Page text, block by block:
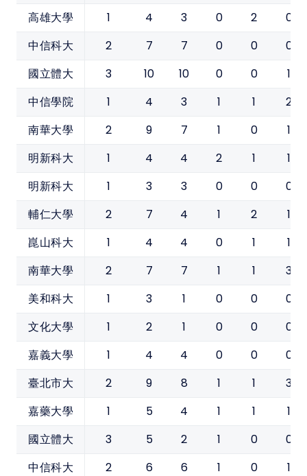
高雄大學 1 4 3 0 2 0
中信科大 2 7 7 0 0 0
國立體大 3 10 10 0 0 1
中信學院 1 4 3 1 1 2
南華大學 2 9 7 1 0 1
明新科大 1 4 4 2 1 1
明新科大 1 3 3 0 0 0
輔仁大學 2 7 4 1 2 1
崑山科大 1 4 4 0 1 1
南華大學 2 7 7 1 1 3
美和科大 1 3 1 0 0 0
文化大學 1 2 1 0 0 0
嘉義大學 1 4 4 0 0 0
臺北市大 2 9 8 1 1 3
嘉藥大學 1 5 4 1 1 1
國立體大 3 5 2 1 0 0
中信科大 2 6 6 1 0 1